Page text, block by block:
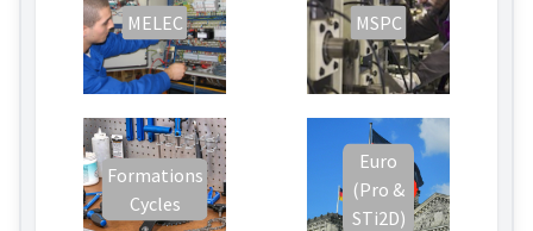
MELEC MSPC
Formations
Cycles
Euro
(Pro &
STi2D)